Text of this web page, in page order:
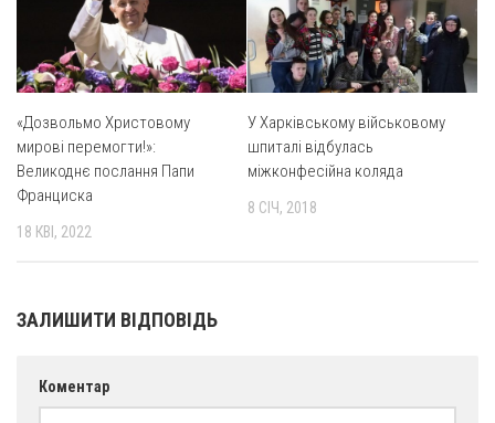
Оголошення
Трансляції
«Дозвольмо Христовому
мирові перемогти!»:
Великоднє послання Папи
Франциска
18 КВІ, 2022
У Харківському військовому
шпиталі відбулась
міжконфесійна коляда
8 СІЧ, 2018
ЗАЛИШИТИ ВІДПОВІДЬ
Коментар